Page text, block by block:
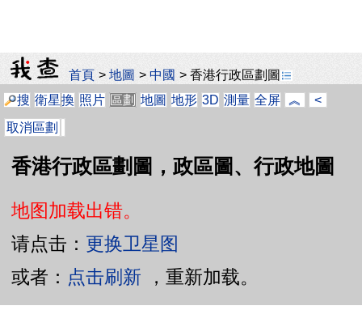
首頁 >地圖 >中國 >香港行政區劃圖
搜 衛星換 照片 區劃 地圖 地形 3D 測量 全屏 ︽
<
取消區劃
香港行政區劃圖，政區圖、行政地圖
地图加载出错。
请点击： 更换卫星图
或者： 点击刷新 ，重新加载。